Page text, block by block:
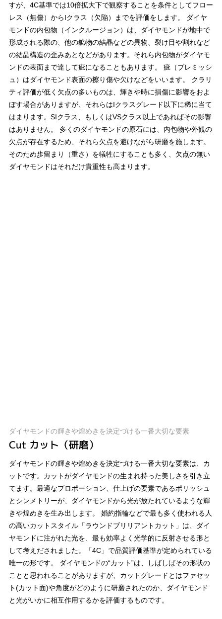
すが、4C基準では10倍拡大下で観察することを条件としてフロー
レス（無傷）からIクラス（欠陥）までを評価をします。 ダイヤ
モンドの内包物（インクルージョン）は、ダイヤモンドが地中で
形成される際の、他の鉱物の結晶などの異物、裂け目や割れなど
の結晶構造の歪みあとなどがあります。それら内包物がダイヤモ
ンドの表面まで達して疵になることもあります。 疵（ブレミッシ
ュ）はダイヤモンド表面の擦り傷や欠けなどをいいます。 クラリ
ティ評価が低く欠点の多いものは、輝きや時に損傷に影響をおよ
ぼす場合がありますが、それらはIクラスグレード以下に稀に当て
はまります。SIクラス、もしくはVSクラス以上であればその影響
はありません。 多くのダイヤモンドの原石には、内包物や外観の
欠点が存在するため、それら欠点を避けながら研磨を施します。
そのため歩留まり（重さ）を犠牲にすることも多く、欠点の無い
ダイヤモンドはそれだけ貴重性も高まります。
ダイヤモンドの輝きや煌めきを決定づける一番大切な要素
Cut カット（研磨）
ダイヤモンドの輝きや煌めきを決定づける一番大切な要素は、カ
ットです。カットがダイヤモンドの生まれ持った美しさを引き立
てます。最適なプロポーション、仕上げの要素であるポリッシュ
とシンメトリーが、ダイヤモンドから光が放たれているような輝
きや煌めきを生み出します。 婚約指輪などで最も多く使われる人
の高いカットスタイル「ラウンドブリリアントカット」は、ダイ
ヤモンドに注がれた光を、最も効率よく光学的に反射させる形と
して考えだされました。「4C」で品質評価基準が定められている
唯一の形です。 ダイヤモンドの“カット”は、しばしばその形状の
ことと思われることがありますが、カットグレードとはファセッ
ト(カット面)や角度がどのように研磨されたのか、ダイヤモンド
と光がいかに相互作用するかを評価するものです。